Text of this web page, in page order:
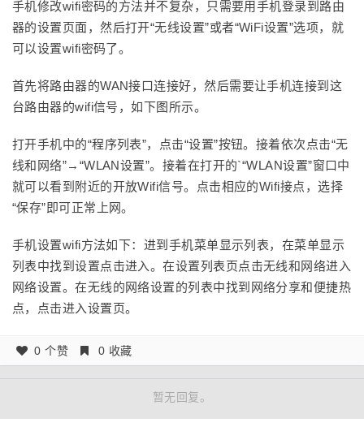
手机修改wifi密码的方法并不复杂，只需要用手机登录到路由
器的设置页面，然后打开“无线设置”或者“WiFi设置”选项，就
可以设置wifi密码了。
首先将路由器的WAN接口连接好，然后需要让手机连接到这
台路由器的wifi信号，如下图所示。
打开手机中的“程序列表”，点击“设置”按钮。接着依次点击“无
线和网络”→“WLAN设置”。接着在打开的`“WLAN设置”窗口中
就可以看到附近的开放Wifi信号。点击相应的Wifi接点，选择
“保存”即可正常上网。
手机设置wifi方法如下：进到手机菜单显示列表，在菜单显示
列表中找到设置点击进入。在设置列表页点击无线和网络进入
网络设置。在无线的网络设置的列表中找到网络分享和便捷热
点，点击进入设置页。
0 个赞 0 收藏
暂无回复。